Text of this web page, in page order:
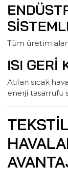
Tüm üretim
ISI GERI
Atılan sıcak
enerji tasarrufu